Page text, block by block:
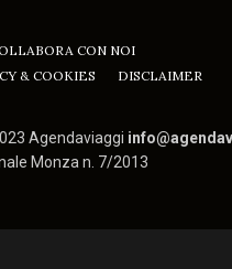
CON NOI
& COOKIES
DISCLAIMER
Agendaviaggi
Monza n. 7/2013